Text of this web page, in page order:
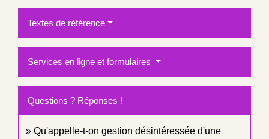
Textes de référence
Services en ligne et formulaires
Questions ? Réponses !
Qu'appelle-t-on gestion désintéressée d'une